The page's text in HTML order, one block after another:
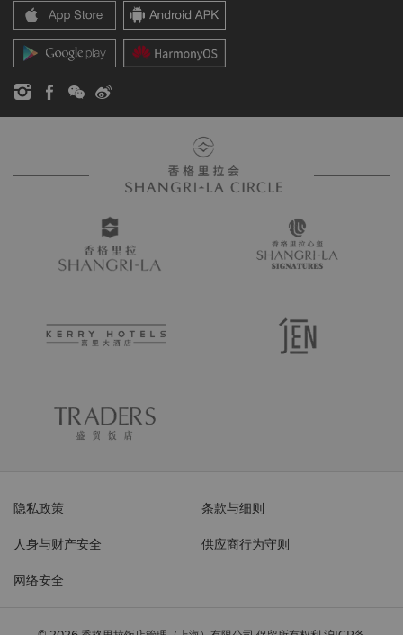
香格里拉公寓
联系方式
新闻稿
隐私政策 条款与细则
人身与财产安全 供应商行为守则
网络安全